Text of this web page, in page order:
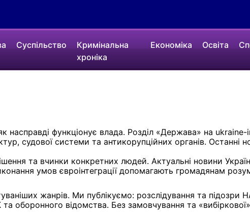
Суспільство
Кримінальна
хроніка
Економіка Освіта
насправді функціонує влада. Розділ «Держава» на
судової системи та антикорупційних органів.
та вчинки конкретних людей. Актуальні новини
умов євроінтеграції допомагають громадянам
жанрів. Ми публікуємо: розслідування та
оборонного відомства. Без замовчування та